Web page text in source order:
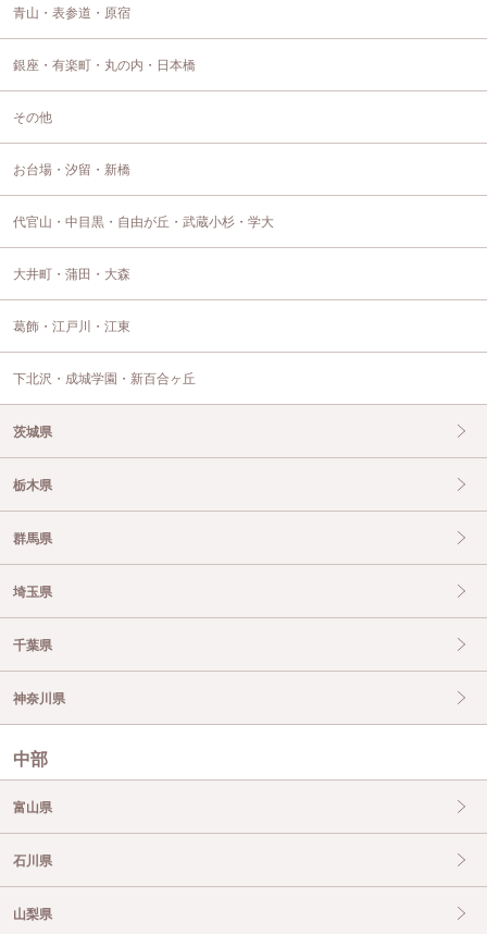
青山・表参道・原宿
銀座・有楽町・丸の内・日本橋
その他
お台場・汐留・新橋
代官山・中目黒・自由が丘・武蔵小杉・学大
大井町・蒲田・大森
葛飾・江戸川・江東
下北沢・成城学園・新百合ヶ丘
茨城県
栃木県
群馬県
埼玉県
千葉県
神奈川県
中部
富山県
石川県
山梨県